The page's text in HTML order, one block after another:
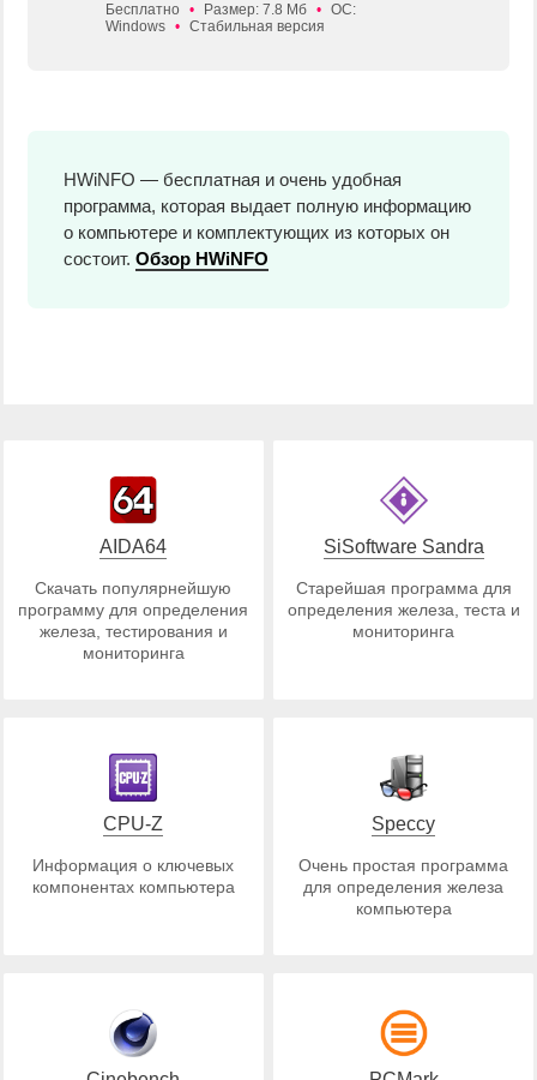
Бесплатно • Размер: 7.8 Мб • ОС:
Windows • Стабильная версия
HWiNFO — бесплатная и очень удобная
программа, которая выдает полную информацию
о компьютере и комплектующих из которых он
состоит. Обзор HWiNFO
AIDA64
Скачать популярнейшую
программу для определения
железа, тестирования и
мониторинга
SiSoftware Sandra
Старейшая программа для
определения железа, теста и
мониторинга
CPU-Z
Информация о ключевых
компонентах компьютера
Speccy
Очень простая программа
для определения железа
компьютера